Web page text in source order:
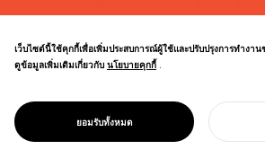
PROJECT
ECHIZEN URUSHI
การสร้างแบร
Toyo Ink ป
เว็บไซต์นี้ใช้คุกกี้เพื่อเพิ่มประสบการณ์ผู้ใช้และปรับปรุงการทำงาน
ดูข้อมูลเพิ่มเติมเกี่ยวกับ นโยบายคุกกี้
นโยบายคุกกี้ .
ยอมรับทั้งหมด